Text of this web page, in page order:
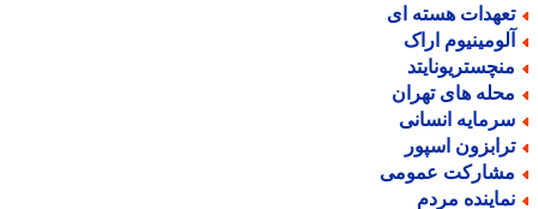
هسته ای
اراک
های تهران
انسانی
اسپور
عمومی
مردم